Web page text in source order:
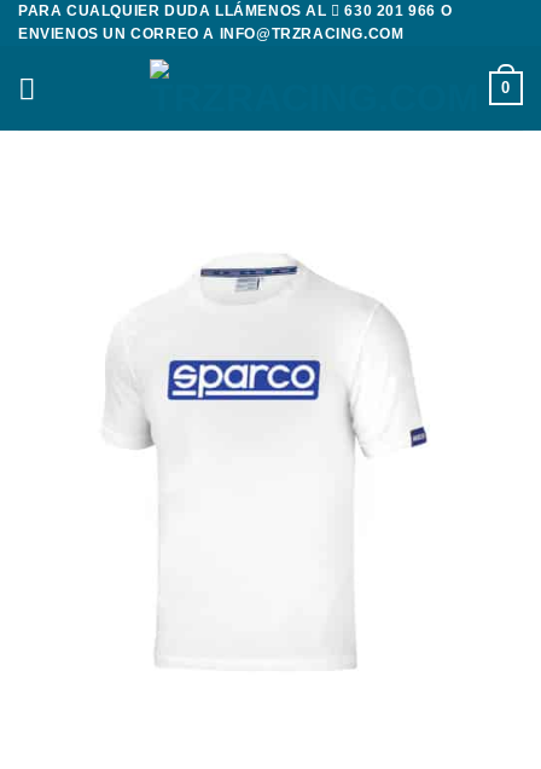
Saltar
contenido
PARA CUALQUIER DUDA LLÁMENOS AL 630 201 966 O
ENVIENOS UN CORREO A
INFO@TRZRACING.COM
0